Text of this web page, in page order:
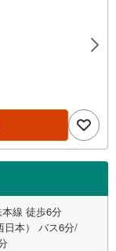
線 徒歩6分
日本） バス6分/